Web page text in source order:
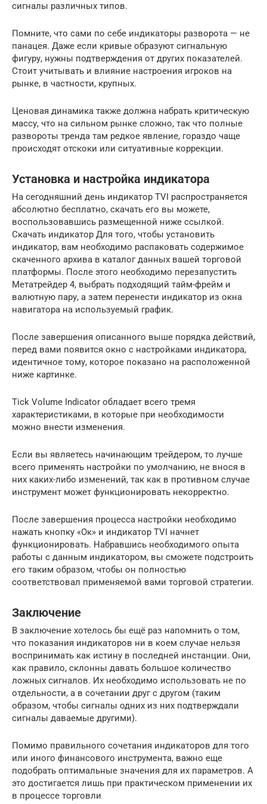
сигналы различных типов.
Помните, что сами по себе индикаторы разворота — не
панацея. Даже если кривые образуют сигнальную
фигуру, нужны подтверждения от других показателей.
Стоит учитывать и влияние настроения игроков на
рынке, в частности, крупных.
Ценовая динамика также должна набрать критическую
массу, что на сильном рынке сложно, так что полные
развороты тренда там редкое явление, гораздо чаще
происходят отскоки или ситуативные коррекции.
Установка и настройка индикатора
На сегодняшний день индикатор TVI распространяется
абсолютно бесплатно, скачать его вы можете,
воспользовавшись размещенной ниже ссылкой.
Скачать индикатор Для того, чтобы установить
индикатор, вам необходимо распаковать содержимое
скаченного архива в каталог данных вашей торговой
платформы. После этого необходимо перезапустить
Метатрейдер 4, выбрать подходящий тайм-фрейм и
валютную пару, а затем перенести индикатор из окна
навигатора на используемый график.
После завершения описанного выше порядка действий,
перед вами появится окно с настройками индикатора,
идентичное тому, которое показано на расположенной
ниже картинке.
Tick Volume Indicator обладает всего тремя
характеристиками, в которые при необходимости
можно внести изменения.
Если вы являетесь начинающим трейдером, то лучше
всего применять настройки по умолчанию, не внося в
них каких-либо изменений, так как в противном случае
инструмент может функционировать некорректно.
После завершения процесса настройки необходимо
нажать кнопку «Ок» и индикатор TVI начнет
функционировать. Набравшись необходимого опыта
работы с данным индикатором, вы сможете подстроить
его таким образом, чтобы он полностью
соответствовал применяемой вами торговой стратегии.
Заключение
В заключение хотелось бы ещё раз напомнить о том,
что показания индикаторов ни в коем случае нельзя
воспринимать как истину в последней инстанции. Они,
как правило, склонны давать большое количество
ложных сигналов. Их необходимо использовать не по
отдельности, а в сочетании друг с другом (таким
образом, чтобы сигналы одних из них подтверждали
сигналы даваемые другими).
Помимо правильного сочетания индикаторов для того
или иного финансового инструмента, важно еще
подобрать оптимальные значения для их параметров. А
это достигается лишь при практическом применении их
в процессе торговли